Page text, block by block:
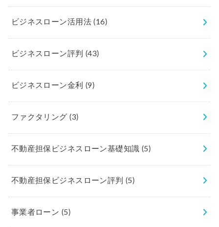
ビジネスローン活用法(16)
ビジネスローン評判 (43)
ビジネスローン金利 (9)
ファクタリング(3)
不動産担保ビジネスローン基礎知識 (5)
不動産担保ビジネスローン評判(5)
事業者ローン (5)